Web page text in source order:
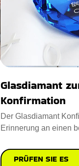
Glasdiamant
Konfirmation
Der Glasdiamant
Erinnerung an einen
hochwert
PRÜFEN SIE ES